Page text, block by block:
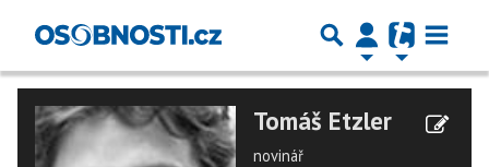
Tomáš Etzler
novinář